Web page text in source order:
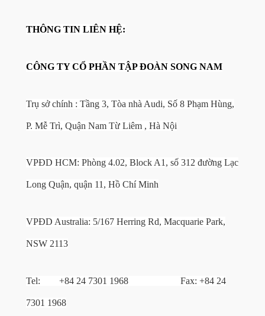
THÔNG TIN LIÊN HỆ:
CÔNG TY CỔ PHẦN TẬP ĐOÀN SONG NAM
Trụ sở chính : Tầng 3, Tòa nhà Audi, Số 8 Phạm Hùng,
P. Mễ Trì, Quận Nam Từ Liêm , Hà Nội
VPĐD HCM: Phòng 4.02, Block A1, số 312 đường Lạc
Long Quận, quận 11, Hồ Chí Minh
VPĐD Australia: 5/167 Herring Rd, Macquarie Park,
NSW 2113
Tel: +84 24 7301 1968 Fax: +84 24
7301 1968